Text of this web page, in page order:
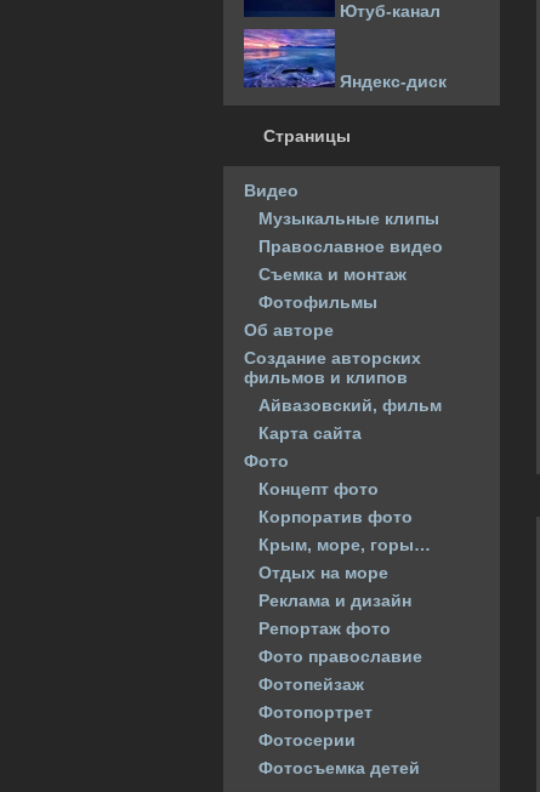
Ютуб-канал
Яндекс-диск
Страницы
Видео
Музыкальные клипы
Православное видео
Съемка и монтаж
Фотофильмы
Об авторе
Создание авторских
фильмов и клипов
Айвазовский, фильм
Карта сайта
Фото
Концепт фото
Корпоратив фото
Крым, море, горы…
Отдых на море
Реклама и дизайн
Репортаж фото
Фото православие
Фотопейзаж
Фотопортрет
Фотосерии
Фотосъемка детей